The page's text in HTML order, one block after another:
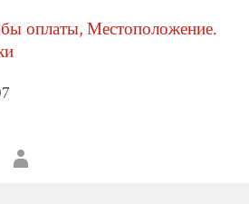
оплаты, Местоположение.